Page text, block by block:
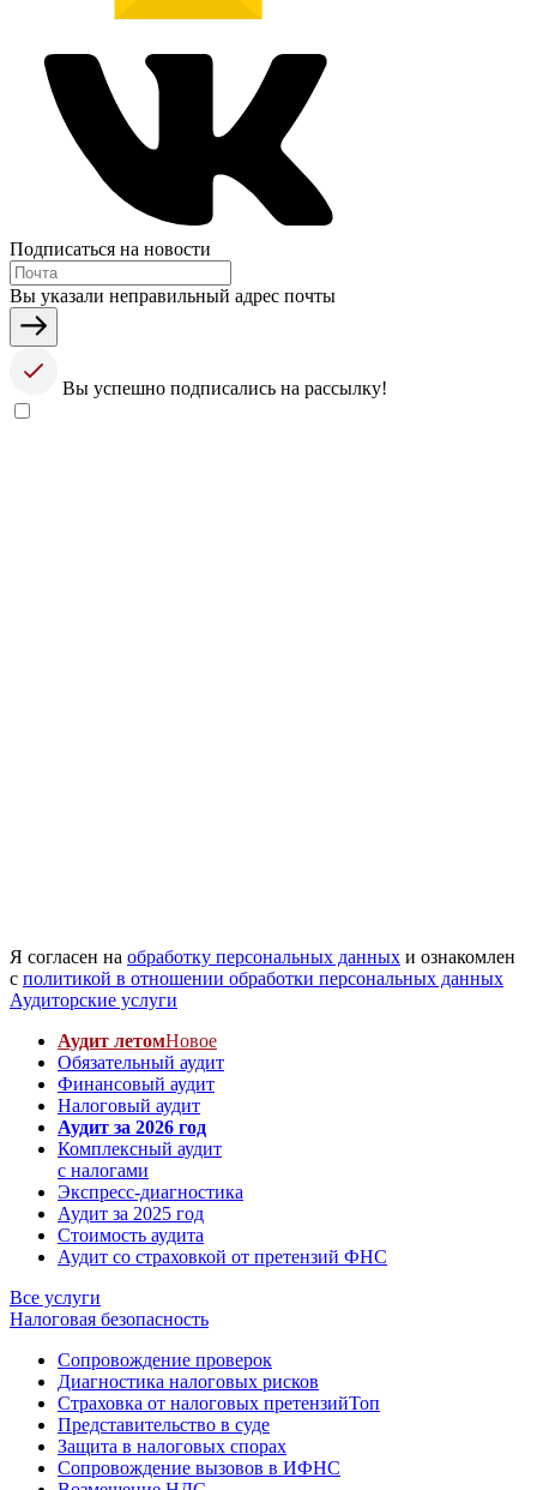
Подписаться на новости
Вы указали неправильный адрес почты
Вы успешно подписались на рассылку!
Я согласен на обработку персональных данных и ознакомлен
с политикой в отношении обработки персональных данных
Аудиторские услуги
Аудит летомНовое
Обязательный аудит
Финансовый аудит
Налоговый аудит
Аудит за 2026 год
Комплексный аудит
с налогами
Экспресс-диагностика
Аудит за 2025 год
Стоимость аудита
Аудит со страховкой от претензий ФНС
Все услуги
Налоговая безопасность
Сопровождение проверок
Диагностика налоговых рисков
Страховка от налоговых претензийТоп
Представительство в суде
Защита в налоговых спорах
Сопровождение вызовов в ИФНС